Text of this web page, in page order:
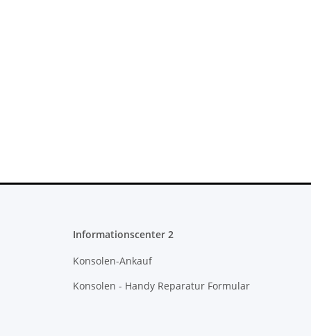
Informationscenter 2
Konsolen-Ankauf
Konsolen - Handy Reparatur Formular